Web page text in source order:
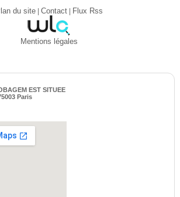
du site| Contact| Flux Rss
Mentions légales
EST SITUEE
Paris